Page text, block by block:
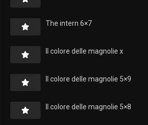
The intern 6×7
Il colore delle magnolie x
Il colore delle magnolie 5×9
Il colore delle magnolie 5×8